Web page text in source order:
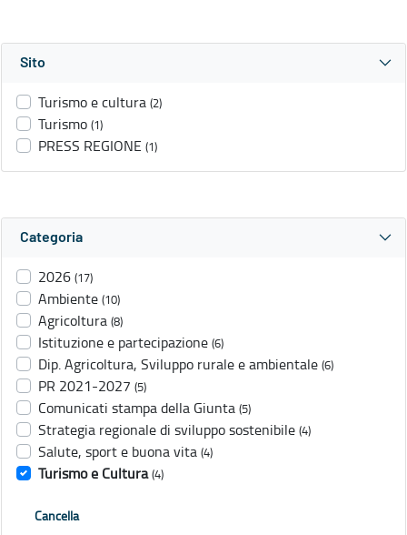
Sito
Turismo e cultura (2)
Turismo (1)
PRESS REGIONE (1)
Categoria
2026 (17)
Ambiente (10)
Agricoltura (8)
Istituzione e partecipazione (6)
Dip. Agricoltura, Sviluppo rurale e ambientale (6)
PR 2021-2027 (5)
Comunicati stampa della Giunta (5)
Strategia regionale di sviluppo sostenibile (4)
Salute, sport e buona vita (4)
Turismo e Cultura (4)
Cancella